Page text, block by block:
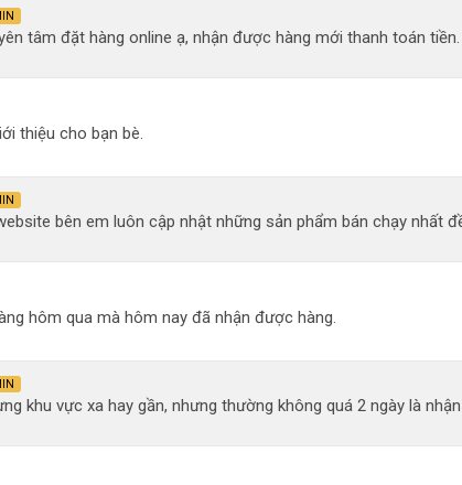
tâm đặt hàng online ạ, nhận được hàng mới thanh toán
thiệu cho bạn bè.
bên em luôn cập nhật những sản phẩm bán chạy nhất
hôm qua mà hôm nay đã nhận được hàng.
khu vực xa hay gần, nhưng thường không quá 2 ngày là